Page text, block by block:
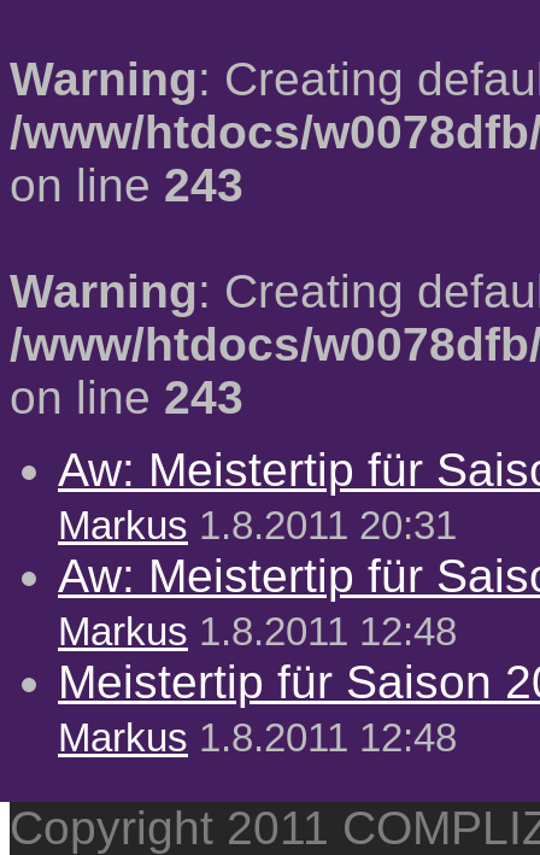
Warning: Creating
/www/htdocs/
on line 243
Warning: Creating
/www/htdocs/
on line 243
Aw: Meistertip für
Markus 1.8.2011 20:31
Aw: Meistertip für
Markus 1.8.2011 12:48
Meistertip für Saison
Markus 1.8.2011 12:48
Copyright 2011